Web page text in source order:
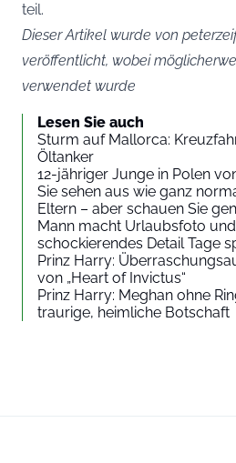
teil.
Dieser Artikel wurde von
veröffentlicht, wobei
verwendet wurde
Lesen Sie auch
Sturm auf Mallorca:
Öltanker
12-jähriger Junge in Polen
Sie sehen aus wie ganz
Eltern – aber schauen Sie
Mann macht Urlaubsfoto
schockierendes Detail Tage
Prinz Harry:
von „Heart of Invictus“
Prinz Harry: Meghan ohne
traurige, heimliche Botschaft